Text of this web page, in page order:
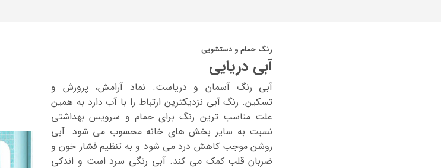
رنگ حمام و دستشویی
آبی دریایی
آبی رنگ آسمان و دریاست. نماد آرامش، پرورش و
تسکین. رنگ آبی نزدیکترین ارتباط را با آب دارد به همین
علت مناسب ترین رنگ برای حمام و سرویس بهداشتی
نسبت به سایر بخش های خانه محسوب می شود. آبی
روشن موجب کاهش درد می شود و به تنظیم فشار خون و
ضربان قلب کمک می کند. آبی رنگی سرد است و اندکی